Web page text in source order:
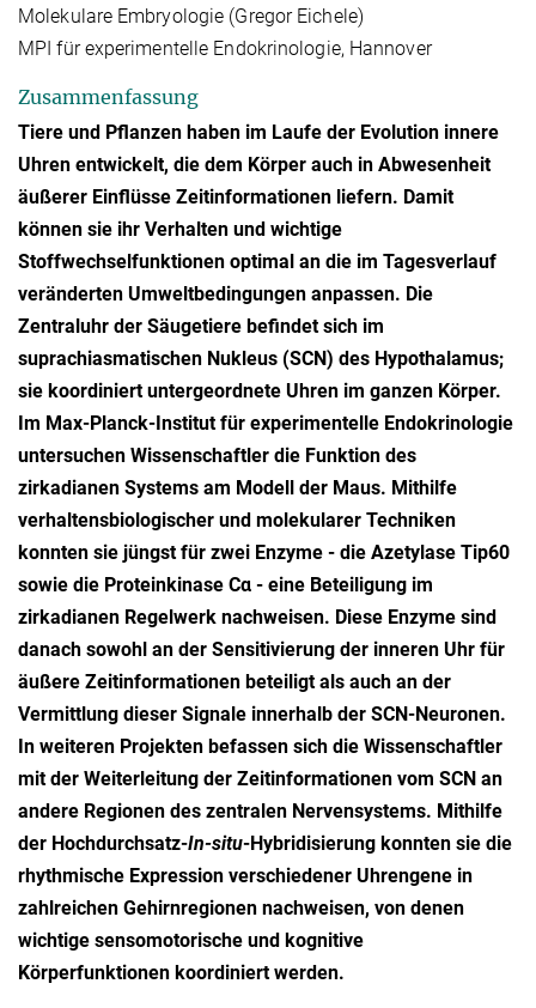
Molekulare Embryologie (Gregor Eichele)
MPI für experimentelle Endokrinologie, Hannover
Zusammenfassung
Tiere und Pflanzen haben im Laufe der Evolution innere
Uhren entwickelt, die dem Körper auch in Abwesenheit
äußerer Einflüsse Zeitinformationen liefern. Damit
können sie ihr Verhalten und wichtige
Stoffwechselfunktionen optimal an die im Tagesverlauf
veränderten Umweltbedingungen anpassen. Die
Zentraluhr der Säugetiere befindet sich im
suprachiasmatischen Nukleus (SCN) des Hypothalamus;
sie koordiniert untergeordnete Uhren im ganzen Körper.
Im Max-Planck-Institut für experimentelle Endokrinologie
untersuchen Wissenschaftler die Funktion des
zirkadianen Systems am Modell der Maus. Mithilfe
verhaltensbiologischer und molekularer Techniken
konnten sie jüngst für zwei Enzyme - die Azetylase Tip60
sowie die Proteinkinase Cα - eine Beteiligung im
zirkadianen Regelwerk nachweisen. Diese Enzyme sind
danach sowohl an der Sensitivierung der inneren Uhr für
äußere Zeitinformationen beteiligt als auch an der
Vermittlung dieser Signale innerhalb der SCN-Neuronen.
In weiteren Projekten befassen sich die Wissenschaftler
mit der Weiterleitung der Zeitinformationen vom SCN an
andere Regionen des zentralen Nervensystems. Mithilfe
der Hochdurchsatz-In-situ-Hybridisierung konnten sie die
rhythmische Expression verschiedener Uhrengene in
zahlreichen Gehirnregionen nachweisen, von denen
wichtige sensomotorische und kognitive
Körperfunktionen koordiniert werden.